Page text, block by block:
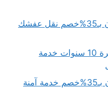
نقل عفش من جدة الى جيزان بـ35%خصم نقل عفشك
نقل عفش جدة الحمدانية بخبرة 10 سنوات خدمة
نقل عفش من جدة الى جازان بـ35%خصم خدمة آمنة